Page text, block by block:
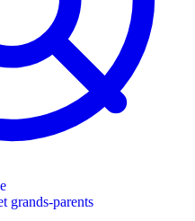
grands-parents